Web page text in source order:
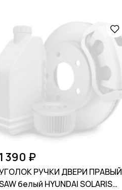
1 390 ₽
РУЧКИ ДВЕРИ ПРАВЫЙ
белый HYUNDAI SOLARIS